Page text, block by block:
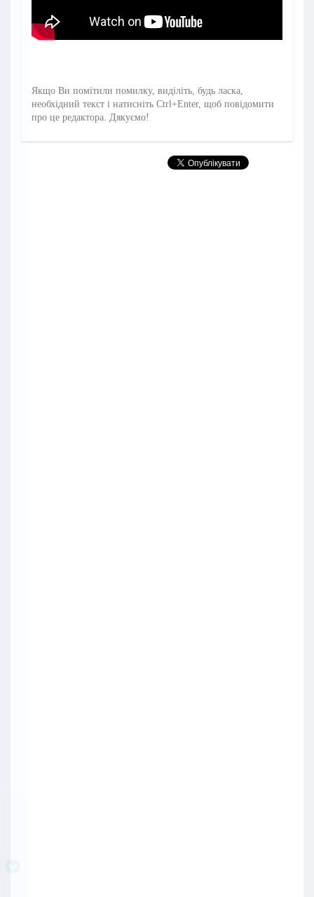
Якщо Ви помітили помилку, виділіть, будь ласка,
необхідний текст і натисніть Ctrl+Enter, щоб повідомити
про це редактора. Дякуємо!